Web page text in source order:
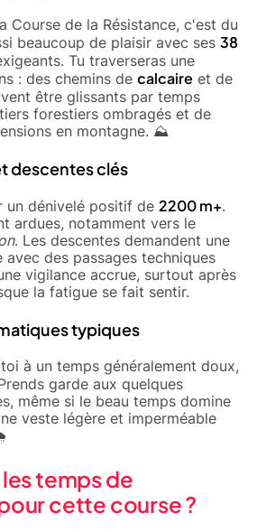
Course de la Résistance, c'est du
beaucoup de plaisir avec ses 38
Tu traverseras une
: des chemins de calcaire et de
être glissants par temps
forestiers ombragés et de
en montagne. ⛰️
descentes clés
un dénivelé positif de 2200 m+.
ardues, notamment vers le
. Les descentes demandent une
avec des passages techniques
vigilance accrue, surtout après
la fatigue se fait sentir.
typiques
à un temps généralement doux,
garde aux quelques
même si le beau temps domine
veste légère et imperméable
temps de
cette course ?